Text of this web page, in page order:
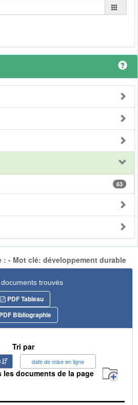
63
: - Mot clé: développement durable
trouvés
PDF Tableau
PDF Bibliographie
Tri par
date de mise en ligne
les documents de la page